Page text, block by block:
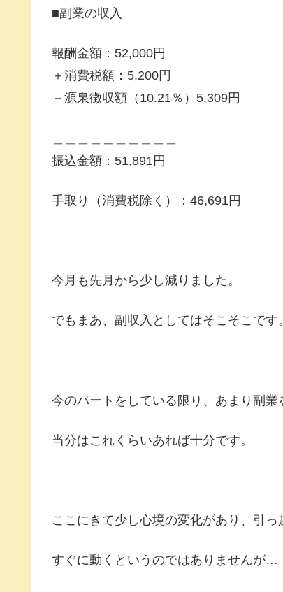
■副業の収入
報酬金額：52,000円
＋消費税額：5,200円
－源泉徴収額（10.21％）5,309円
振込金額：51,891円
手取り（消費税除く）：46,691円
今月も先月から少し減りました。
でもまあ、副収入としてはそこそこです。
今のパートをしている限り、あまり副業
当分はこれくらいあれば十分です。
ここにきて少し心境の変化があり、引っ
すぐに動くというのではありませんが…